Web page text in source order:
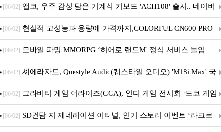
니터·스마트 펫 침대 기부
[06/02] 앱코, 우주 감성 담은 기계식 키보드 'ACH108' 출시.. 네이버
브랜드데이 기획전 진행
[06/02] 현실적 고성능과 용량에 가격까지,COLORFUL CN600 PRO
M.2 NVMe 디앤디컴 1TB
[06/02] 모바일 파밍 MMORPG ‘히어로 랜드M’ 정식 서비스 돌입
[06/02] 셰에라자드, Questyle Audio(퀘스타일 오디오) 'M18i Max' 국
내 정식 출시
[06/02] 그라비티 게임 어라이즈(GGA), 인디 게임 전시회 ‘도쿄 게임
던전 13’ 참가!
[06/02] SD건담 지 제네레이션 이터널, 인기 스토리 이벤트 ‘라크로